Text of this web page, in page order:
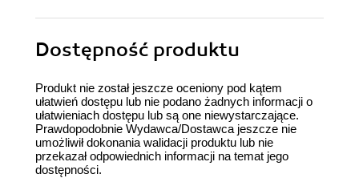
Dostępność produktu
Produkt nie został jeszcze oceniony pod kątem
ułatwień dostępu lub nie podano żadnych informacji o
ułatwieniach dostępu lub są one niewystarczające.
Prawdopodobnie Wydawca/Dostawca jeszcze nie
umożliwił dokonania walidacji produktu lub nie
przekazał odpowiednich informacji na temat jego
dostępności.